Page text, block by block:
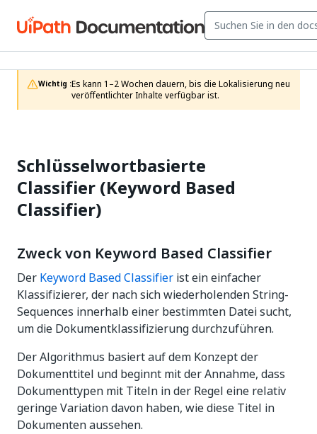
Wichtig :Es kann 1–2 Wochen dauern, bis die Lokalisierung neu
veröffentlichter Inhalte verfügbar ist.
Schlüsselwortbasierte
Classifier (Keyword Based
Classifier)
Zweck von Keyword Based Classifier
Der Keyword Based Classifier ist ein einfacher
Klassifizierer, der nach sich wiederholenden String-
Sequences innerhalb einer bestimmten Datei sucht,
um die Dokumentklassifizierung durchzuführen.
Der Algorithmus basiert auf dem Konzept der
Dokumenttitel und beginnt mit der Annahme, dass
Dokumenttypen mit Titeln in der Regel eine relativ
geringe Variation davon haben, wie diese Titel in
Dokumenten aussehen.